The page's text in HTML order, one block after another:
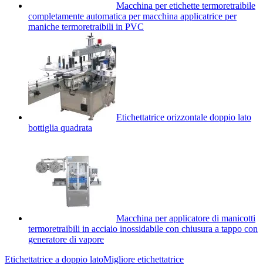
Macchina per etichette termoretraibile
completamente automatica per macchina applicatrice per
maniche termoretraibili in PVC
Etichettatrice orizzontale doppio lato
bottiglia quadrata
Macchina per applicatore di manicotti
termoretraibili in acciaio inossidabile con chiusura a tappo con
generatore di vapore
Etichettatrice a doppio latoMigliore etichettatrice